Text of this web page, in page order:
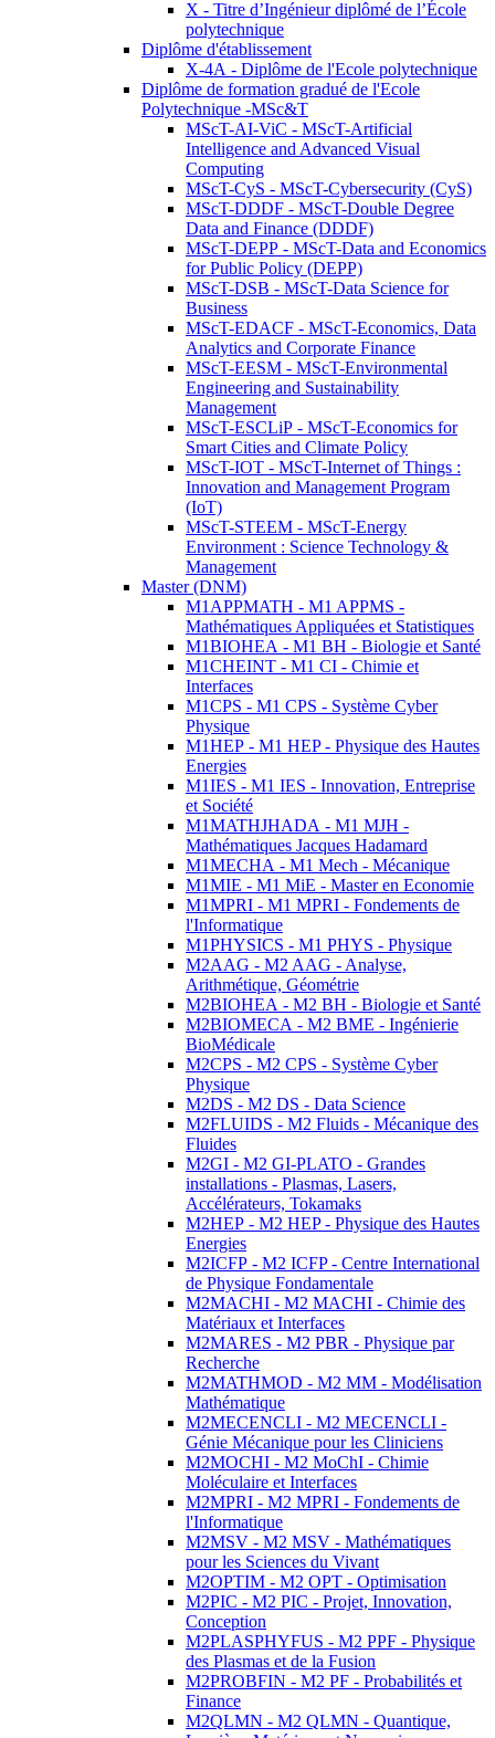
X - Titre d’Ingénieur diplômé de l’École
polytechnique
Diplôme d'établissement
X-4A - Diplôme de l'Ecole polytechnique
Diplôme de formation gradué de l'Ecole
Polytechnique -MSc&T
MScT-AI-ViC - MScT-Artificial
Intelligence and Advanced Visual
Computing
MScT-CyS - MScT-Cybersecurity (CyS)
MScT-DDDF - MScT-Double Degree
Data and Finance (DDDF)
MScT-DEPP - MScT-Data and Economics
for Public Policy (DEPP)
MScT-DSB - MScT-Data Science for
Business
MScT-EDACF - MScT-Economics, Data
Analytics and Corporate Finance
MScT-EESM - MScT-Environmental
Engineering and Sustainability
Management
MScT-ESCLiP - MScT-Economics for
Smart Cities and Climate Policy
MScT-IOT - MScT-Internet of Things :
Innovation and Management Program
(IoT)
MScT-STEEM - MScT-Energy
Environment : Science Technology &
Management
Master (DNM)
M1APPMATH - M1 APPMS -
Mathématiques Appliquées et Statistiques
M1BIOHEA - M1 BH - Biologie et Santé
M1CHEINT - M1 CI - Chimie et
Interfaces
M1CPS - M1 CPS - Système Cyber
Physique
M1HEP - M1 HEP - Physique des Hautes
Energies
M1IES - M1 IES - Innovation, Entreprise
et Société
M1MATHJHADA - M1 MJH -
Mathématiques Jacques Hadamard
M1MECHA - M1 Mech - Mécanique
M1MIE - M1 MiE - Master en Economie
M1MPRI - M1 MPRI - Fondements de
l'Informatique
M1PHYSICS - M1 PHYS - Physique
M2AAG - M2 AAG - Analyse,
Arithmétique, Géométrie
M2BIOHEA - M2 BH - Biologie et Santé
M2BIOMECA - M2 BME - Ingénierie
BioMédicale
M2CPS - M2 CPS - Système Cyber
Physique
M2DS - M2 DS - Data Science
M2FLUIDS - M2 Fluids - Mécanique des
Fluides
M2GI - M2 GI-PLATO - Grandes
installations - Plasmas, Lasers,
Accélérateurs, Tokamaks
M2HEP - M2 HEP - Physique des Hautes
Energies
M2ICFP - M2 ICFP - Centre International
de Physique Fondamentale
M2MACHI - M2 MACHI - Chimie des
Matériaux et Interfaces
M2MARES - M2 PBR - Physique par
Recherche
M2MATHMOD - M2 MM - Modélisation
Mathématique
M2MECENCLI - M2 MECENCLI -
Génie Mécanique pour les Cliniciens
M2MOCHI - M2 MoChI - Chimie
Moléculaire et Interfaces
M2MPRI - M2 MPRI - Fondements de
l'Informatique
M2MSV - M2 MSV - Mathématiques
pour les Sciences du Vivant
M2OPTIM - M2 OPT - Optimisation
M2PIC - M2 PIC - Projet, Innovation,
Conception
M2PLASPHYFUS - M2 PPF - Physique
des Plasmas et de la Fusion
M2PROBFIN - M2 PF - Probabilités et
Finance
M2QLMN - M2 QLMN - Quantique,